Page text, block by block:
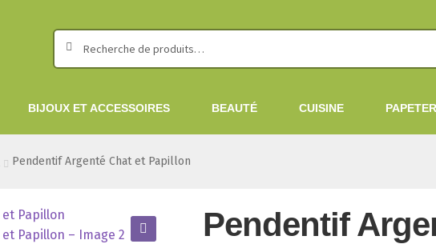
Recherche
pour :
Recherche
BIJOUX ET ACCESSOIRES BEAUTÉ CUISINE
Pendentif Argenté Chat et Papillon
Pendentif